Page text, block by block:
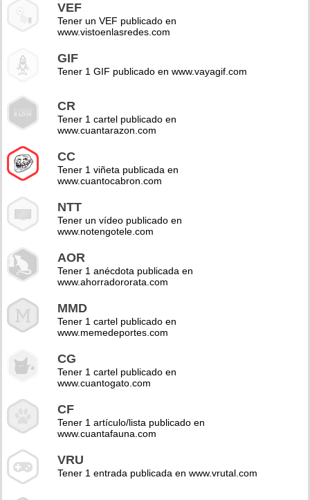
VEF
Tener un VEF publicado en
www.vistoenlasredes.com
GIF
Tener 1 GIF publicado en www.vayagif.com
CR
Tener 1 cartel publicado en
www.cuantarazon.com
CC
Tener 1 viñeta publicada en
www.cuantocabron.com
NTT
Tener un vídeo publicado en
www.notengotele.com
AOR
Tener 1 anécdota publicada en
www.ahorradororata.com
MMD
Tener 1 cartel publicado en
www.memedeportes.com
CG
Tener 1 cartel publicado en
www.cuantogato.com
CF
Tener 1 artículo/lista publicado en
www.cuantafauna.com
VRU
Tener 1 entrada publicada en www.vrutal.com